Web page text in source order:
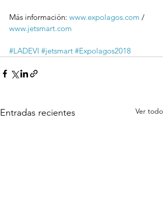
Más información: www.expolagos.com /
www.jetsmart.com
#LADEVI #jetsmart #Expolagos2018
Entradas recientes Ver todo